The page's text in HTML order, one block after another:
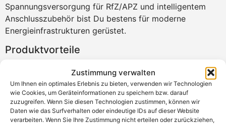
Zustimmung verwalten
Um Ihnen ein optimales Erlebnis zu bieten, verwenden wir Technologien
wie Cookies, um Geräteinformationen zu speichern bzw. darauf
zuzugreifen. Wenn Sie diesen Technologien zustimmen, können wir
Daten wie das Surfverhalten oder eindeutige IDs auf dieser Website
verarbeiten. Wenn Sie Ihre Zustimmung nicht erteilen oder zurückziehen,
Spannungsversorgung für RfZ/APZ und intelligentem
Anschlusszubehör bist Du bestens für moderne
Energieinfrastrukturen gerüstet.
Produktvorteile
Kombi-Ableiter mit Funkenstreckentechnologie für
höchsten Blitz- und Überspannungsschutz
Erfüllt DIN VDE 0100-534 – ideal bei
Freileitungseinspeisung
Werkzeuglose Montage auf 40-mm-